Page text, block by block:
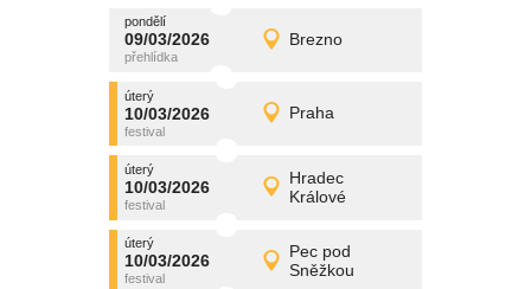
pondělí
09/03/2026 Brezno
pondělí
09/03/2026 Detail
promítání
úterý
10/03/2026 Praha
úterý
10/03/2026 Detail
promítání
úterý
10/03/2026
Hradec
Králové
úterý
10/03/2026 Detail
promítání
úterý
10/03/2026
Pec pod
Sněžkou
úterý
10/03/2026 Detail
promítání